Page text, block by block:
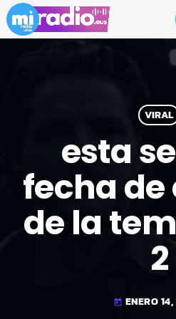
VIRAL
esta
fecha de
de la
2
today ENERO